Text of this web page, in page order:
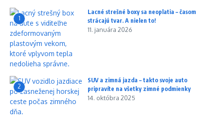
1
Lacné strešné boxy sa neoplatia – časom
strácajú tvar. A nielen to!
11. januára 2026
2
SUV a zimná jazda – takto svoje auto
pripravíte na všetky zimné podmienky
14. októbra 2025